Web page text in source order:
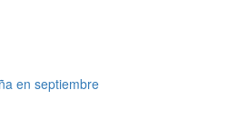
en septiembre